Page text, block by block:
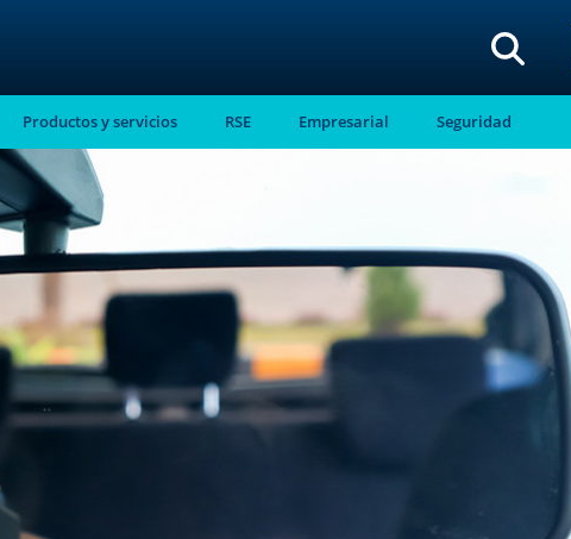
Productos y servicios RSE Empresarial Seguridad